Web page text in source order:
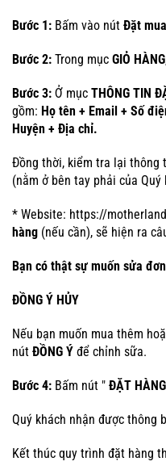
Bước 1: Bấm vào nút Đặt mua
Bước 2: Trong mục GIỎ HÀNG
Bước 3: Ở mục THÔNG TIN
gồm: Họ tên + Email + Số
Huyện + Địa chỉ.
Đồng thời, kiểm tra lại thông
(nằm ở bên tay phải của Quý
* Website: https://
hàng (nếu cần), sẽ hiện ra
Bạn có thật sự muốn sửa
ĐỒNG Ý HỦY
Nếu bạn muốn mua thêm
nút ĐỒNG Ý để chỉnh sữa.
Bước 4: Bấm nút " ĐẶT HÀNG
Quý khách nhận được thông
Kết thúc quy trình đặt hàng